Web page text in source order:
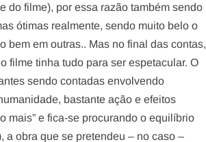
do filme), por essa razão também sendo
ótimas realmente, sendo muito belo o
bem em outras.. Mas no final das contas,
filme tinha tudo para ser espetacular. O
sendo contadas envolvendo
bastante ação e efeitos
mais” e fica-se procurando o equilíbrio
a obra que se pretendeu – no caso –